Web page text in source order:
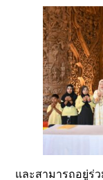
และสามารถอยู่ร่